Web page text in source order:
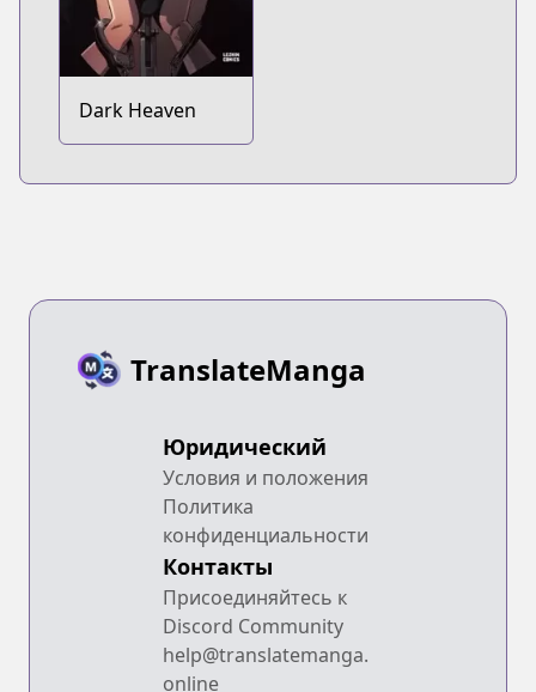
Dark Heaven
TranslateManga
Юридический
Условия и положения
Политика
конфиденциальности
Контакты
Присоединяйтесь к
Discord Community
help@translatemanga.
online